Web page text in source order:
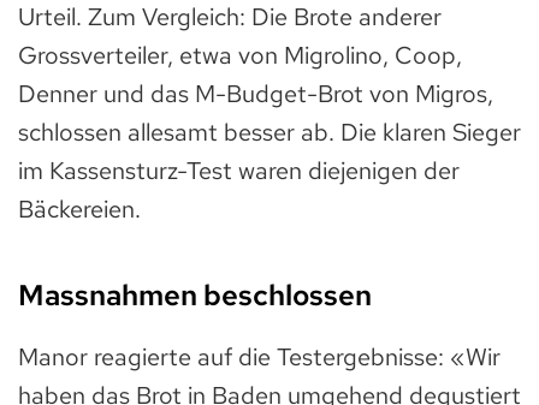
Urteil. Zum Vergleich: Die Brote anderer
Grossverteiler, etwa von Migrolino, Coop,
Denner und das M-Budget-Brot von Migros,
schlossen allesamt besser ab. Die klaren Sieger
im Kassensturz-Test waren diejenigen der
Bäckereien.
Massnahmen beschlossen
Manor reagierte auf die Testergebnisse: «Wir
haben das Brot in Baden umgehend degustiert